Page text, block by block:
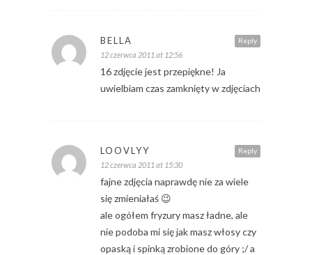
Reply
BELLA
12 czerwca 2011 at 12:56
16 zdjęcie jest przepiękne! Ja
uwielbiam czas zamknięty w zdjęciach
Reply
LOOVLYY
12 czerwca 2011 at 15:30
fajne zdjęcia naprawdę nie za wiele
się zmieniałaś 😉
ale ogółem fryzury masz ładne, ale
nie podoba mi się jak masz włosy czy
opaską i spinką zrobione do góry ;/ a